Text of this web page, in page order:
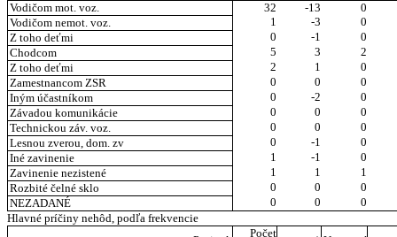
Vodičom mot. voz.
32 -13
0
Vodičom nemot. voz.
1 -3
0
Z toho deťmi
0 -1
0
Chodcom
5 3
2
Z toho deťmi
2 1
0
Zamestnancom ZSR
0 0
0
Iným účastníkom
0 -2
0
Závadou komunikácie
0 0
0
Technickou záv. voz.
0 0
0
Lesnou zverou, dom. zv
0 -1
0
Iné zavinenie
1 -1
0
Zavinenie nezistené
1 1
1
Rozbité čelné sklo
0 0
0
NEZADANÉ
0 0
0
Hlavné príčiny nehôd, podľa frekvencie
Počet